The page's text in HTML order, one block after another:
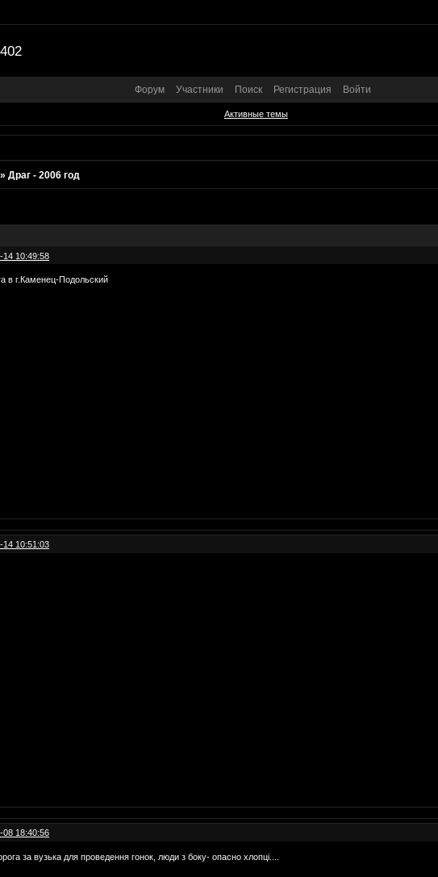
Форум Участники Поиск Регистрация Войти
Активные темы
»Драг - 2006 год
14 10:49:58
в г.Каменец-Подольский
14 10:51:03
08 18:40:56
за вузька для проведення гонок, люди з боку- опасно хлопці....